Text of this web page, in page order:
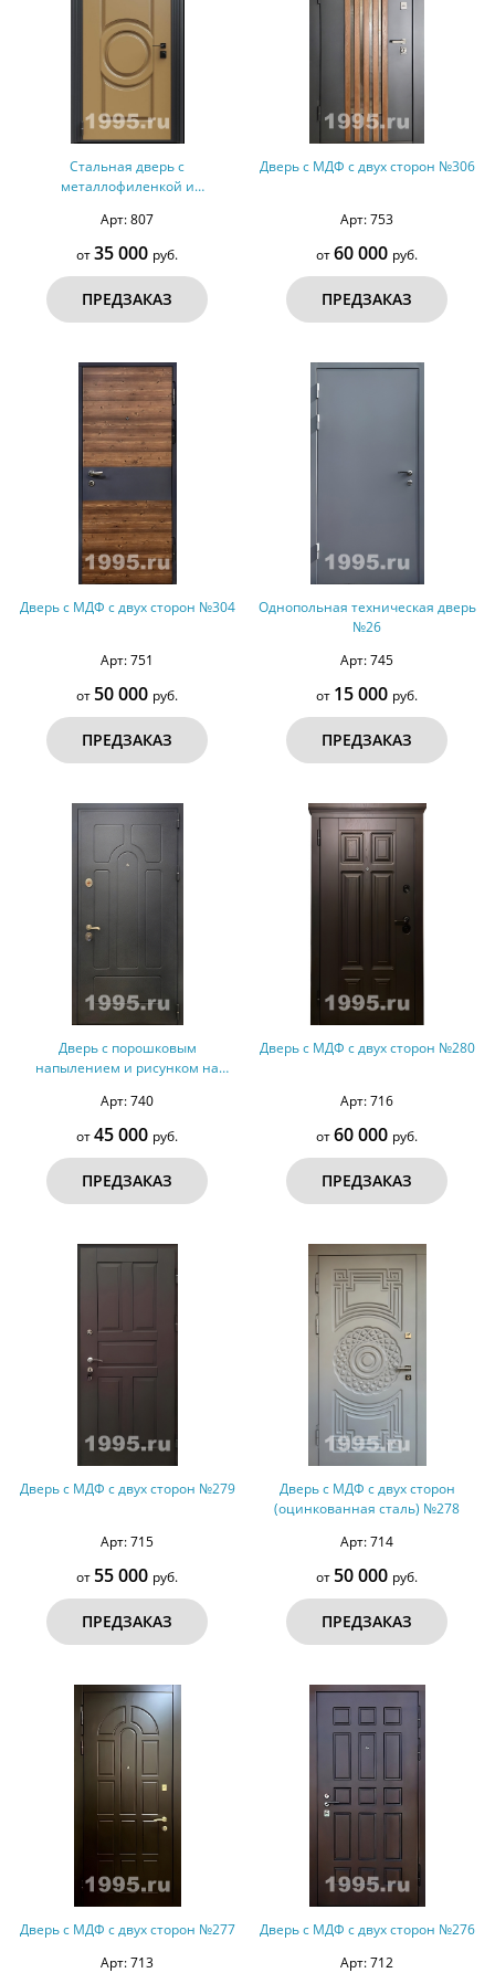
Стальная дверь с
металлофиленкой и
1036 (тип №1)
Арт: 807
от35 000 руб.
ПРЕДЗАКАЗ
Дверь с МДФ с двух сторон №306
Арт: 753
от60 000 руб.
ПРЕДЗАКАЗ
Дверь с МДФ с двух сторон №304
Арт: 751
от 50 000 руб.
ПРЕДЗАКАЗ
Однопольная техническая дверь
№26
Арт: 745
от 15 000 руб.
ПРЕДЗАКАЗ
Дверь с порошковым
напылением и рисунком на
№80
Арт: 740
от45 000 руб.
ПРЕДЗАКАЗ
Дверь с МДФ с двух сторон №280
Арт: 716
от60 000 руб.
ПРЕДЗАКАЗ
Дверь с МДФ с двух сторон №279
Арт: 715
от 55 000 руб.
ПРЕДЗАКАЗ
Дверь с МДФ с двух сторон
(оцинкованная сталь) №278
Арт: 714
от 50 000 руб.
ПРЕДЗАКАЗ
Дверь с МДФ с двух сторон №277
Арт: 713
Дверь с МДФ с двух сторон №276
Арт: 712